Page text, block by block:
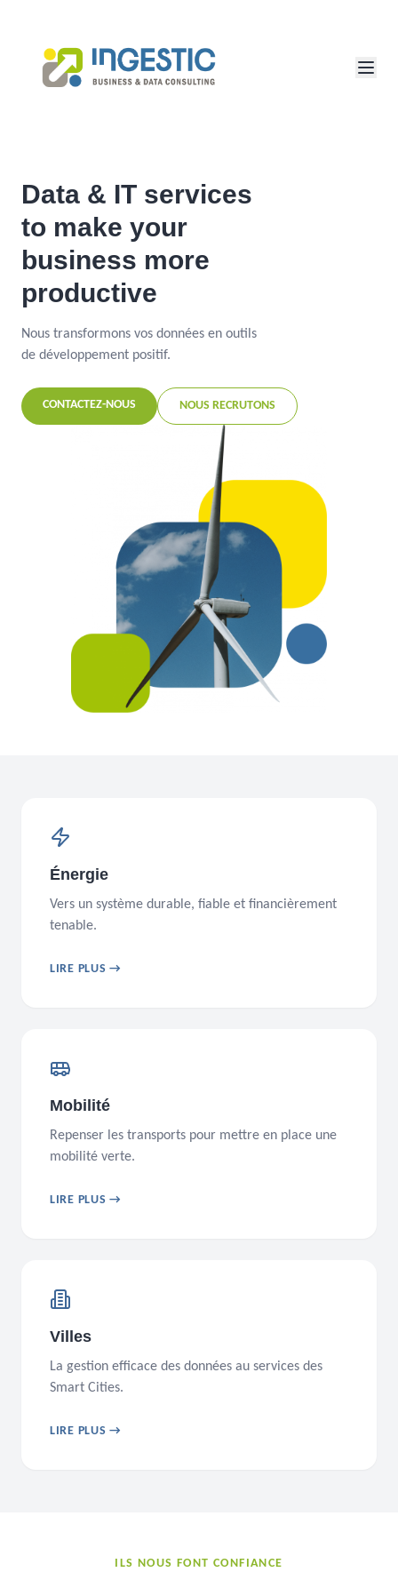
Data & IT services
to make your
business more
productive
Nous transformons vos données en outils
de développement positif.
CONTACTEZ-NOUS NOUS RECRUTONS
Énergie
Vers un système durable, fiable et financièrement
tenable.
LIRE PLUS →
Mobilité
Repenser les transports pour mettre en place une
mobilité verte.
LIRE PLUS →
Villes
La gestion efficace des données au services des
Smart Cities.
LIRE PLUS →
ILS NOUS FONT CONFIANCE